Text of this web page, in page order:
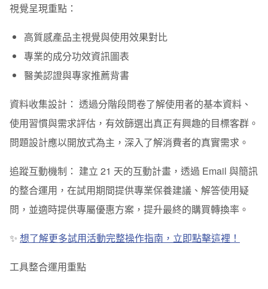
視覺呈現重點：
高質感產品主視覺與使用效果對比
專業的成分功效資訊圖表
醫美認證與專家推薦背書
資料收集設計： 透過分階段問卷了解使用者的基本資料、
使用習慣與需求評估，有效篩選出真正有興趣的目標客群。
問題設計應以開放式為主，深入了解消費者的真實需求。
追蹤互動機制： 建立 21 天的互動計畫，透過 Email 與簡訊
的整合運用，在試用期間提供專業保養建議、解答使用疑
問，並適時提供專屬優惠方案，提升最終的購買轉換率。
✨ 想了解更多試用活動完整操作指南，立即點擊這裡！
工具整合運用重點